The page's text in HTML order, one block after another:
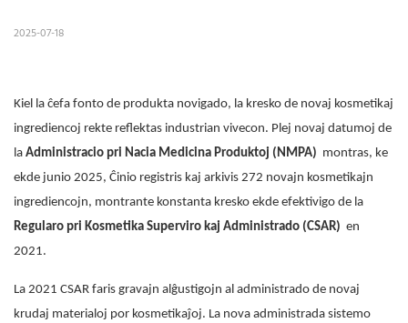
2025-07-18
Kiel la ĉefa fonto de produkta novigado, la kresko de novaj kosmetikaj
ingrediencoj rekte reflektas industrian vivecon. Plej novaj datumoj de
la Administracio pri Nacia Medicina Produktoj (NMPA) montras, ke
ekde junio 2025, Ĉinio registris kaj arkivis 272 novajn kosmetikajn
ingrediencojn, montrante konstanta kresko ekde efektivigo de la
Regularo pri Kosmetika Superviro kaj Administrado (CSAR) en
2021.
La 2021 CSAR faris gravajn alĝustigojn al administrado de novaj
krudaj materialoj por kosmetikaĵoj. La nova administrada sistemo